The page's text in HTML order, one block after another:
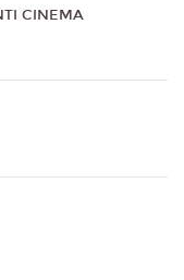
CINEMA